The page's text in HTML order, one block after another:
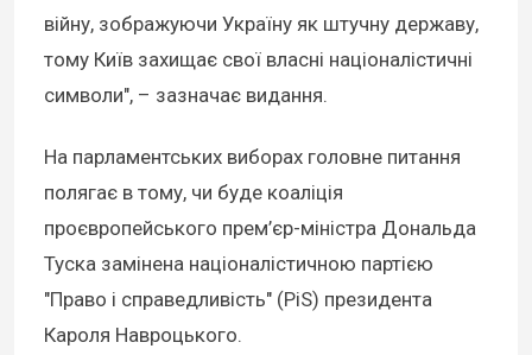
війну, зображуючи Україну як штучну державу,
тому Київ захищає свої власні націоналістичні
символи", – зазначає видання.
На парламентських виборах головне питання
полягає в тому, чи буде коаліція
проєвропейського прем’єр-міністра Дональда
Туска замінена націоналістичною партією
"Право і справедливість" (PiS) президента
Кароля Навроцького.